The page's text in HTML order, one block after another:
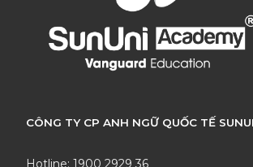
CÔNG TY CP ANH NGỮ QUỐC TẾ
Hotline: 1900 2929 36